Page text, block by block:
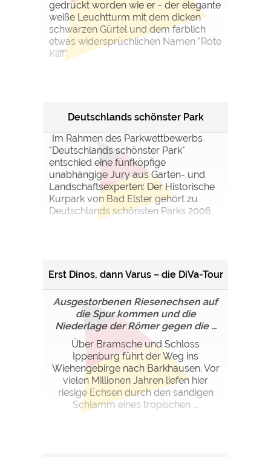
gedruckt worden wie er - der elegante
weiße Leuchtturm mit dem dicken
schwarzen Gürtel und dem farblich
etwas widersprüchlichen Namen "Rote
Kliff".
Deutschlands schönster Park
Im Rahmen des Parkwettbewerbs
"Deutschlands schönster Park"
entschied eine fünfköpfige
unabhängige Jury aus Garten- und
Landschaftsexperten: Der Historische
Kurpark von Bad Elster gehört zu
Deutschlands schönsten Parks 2006.
Erst Dinos, dann Varus – die DiVa-Tour
Ausgestorbenen Riesenechsen auf
die Spur kommen und die
Niederlage der Römer gegen die ...
Über Bramsche und Schloss
Ippenburg führt der Weg ins
Wiehengebirge nach Barkhausen. Vor
vielen Millionen Jahren liefen hier
riesige Echsen durch den sandigen
Schlamm eines tropischen ...